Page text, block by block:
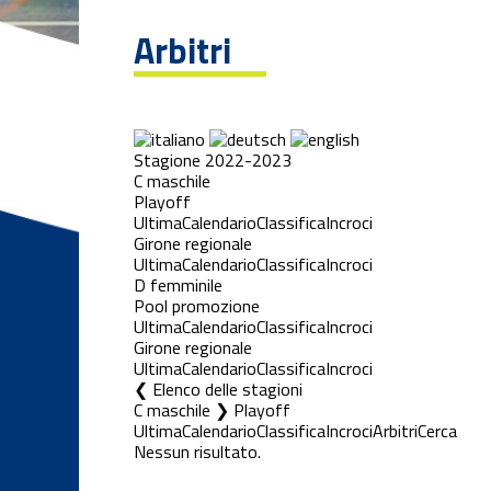
Arbitri
Stagione 2022-2023
C maschile
Playoff
UltimaCalendarioClassificaIncroci
Girone regionale
UltimaCalendarioClassificaIncroci
D femminile
Pool promozione
UltimaCalendarioClassificaIncroci
Girone regionale
UltimaCalendarioClassificaIncroci
Elenco delle stagioni
C maschile ❯ Playoff
UltimaCalendarioClassificaIncrociArbitriCerca
Nessun risultato.